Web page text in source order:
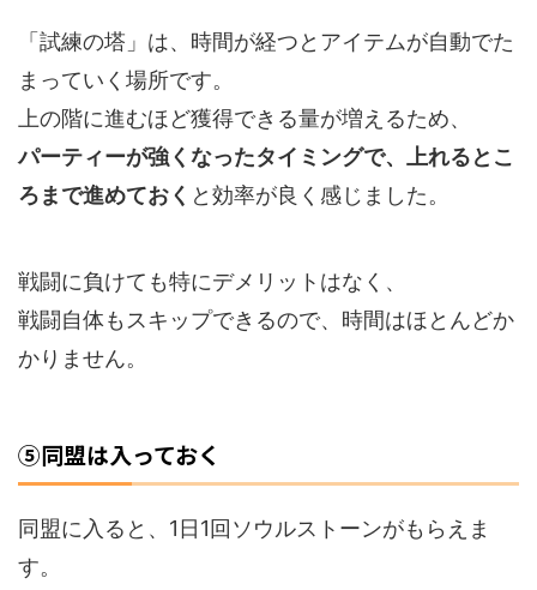
「試練の塔」は、時間が経つとアイテムが自動でた
まっていく場所です。
上の階に進むほど獲得できる量が増えるため、
パーティーが強くなったタイミングで、上れるとこ
ろまで進めておく と効率が良く感じました。
戦闘に負けても特にデメリットはなく、
戦闘自体もスキップできるので、時間はほとんどか
かりません。
⑤同盟は入っておく
同盟に入ると、1日1回ソウルストーンがもらえま
す。